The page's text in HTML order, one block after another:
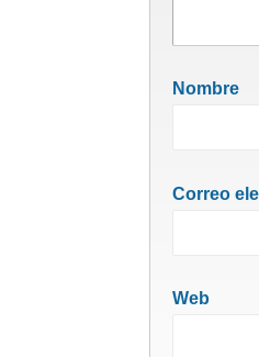
Nombre
Correo
Web